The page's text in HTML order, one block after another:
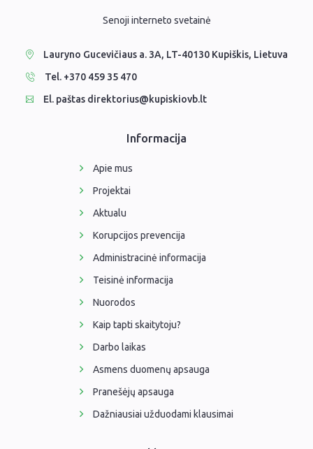
Senoji interneto svetainė
Lauryno Gucevičiaus a. 3A, LT-40130 Kupiškis, Lietuva
Tel. +370 459 35 470
El. paštas direktorius@kupiskiovb.lt
Informacija
Apie mus
Projektai
Aktualu
Korupcijos prevencija
Administracinė informacija
Teisinė informacija
Nuorodos
Kaip tapti skaitytoju?
Darbo laikas
Asmens duomenų apsauga
Pranešėjų apsauga
Dažniausiai užduodami klausimai